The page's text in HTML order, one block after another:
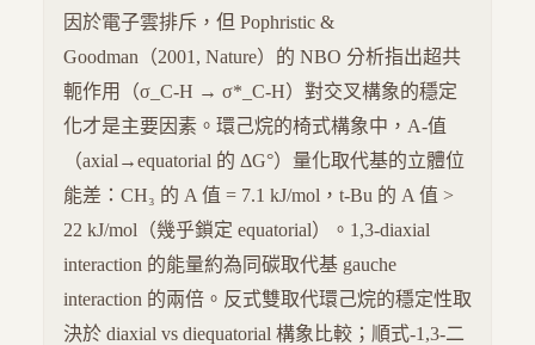
因於電子雲排斥，但 Pophristic &
Goodman（2001, Nature）的 NBO 分析指出超共
軛作用（σ_C-H → σ*_C-H）對交叉構象的穩定
化才是主要因素。環己烷的椅式構象中，A-值
（axial→equatorial 的 ΔG°）量化取代基的立體位
能差：CH₃ 的 A 值 = 7.1 kJ/mol，t-Bu 的 A 值 >
22 kJ/mol（幾乎鎖定 equatorial）。1,3-diaxial
interaction 的能量約為同碳取代基 gauche
interaction 的兩倍。反式雙取代環己烷的穩定性取
決於 diaxial vs diequatorial 構象比較；順式-1,3-二